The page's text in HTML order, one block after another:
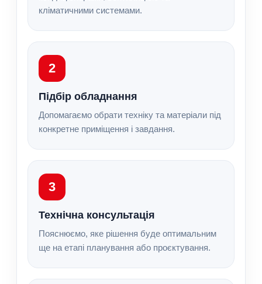
кліматичними системами.
2
Підбір обладнання
Допомагаємо обрати техніку та матеріали під
конкретне приміщення і завдання.
3
Технічна консультація
Пояснюємо, яке рішення буде оптимальним
ще на етапі планування або проєктування.